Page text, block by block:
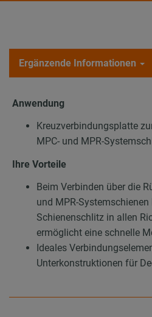
Ergänzende Informationen
Anwendung
Kreuzverbindungsplatte
MPC- und MPR-
Ihre Vorteile
Beim Verbinden über die
und MPR-
Schienenschlitz in allen
ermöglicht eine schnelle
Ideales
Unterkonstruktionen für